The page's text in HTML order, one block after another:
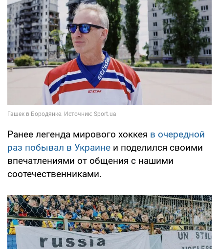
Ранее легенда мирового хоккея в очередной
раз побывал в Украине и поделился своими
впечатлениями от общения с нашими
соотечественниками.